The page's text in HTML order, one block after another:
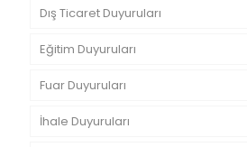
Dış Ticaret Duyuruları
Eğitim Duyuruları
Fuar Duyuruları
İhale Duyuruları